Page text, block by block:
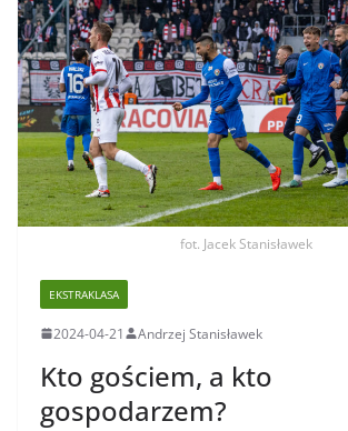
fot. Jacek Stanisławek
EKSTRAKLASA
2024-04-21 Andrzej Stanisławek
Kto gościem, a kto
gospodarzem?